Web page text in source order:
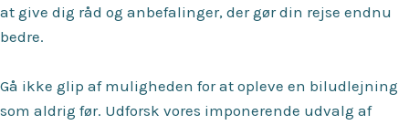
at give dig råd og anbefalinger, der gør din rejse endnu
bedre.
Gå ikke glip af muligheden for at opleve en biludlejning
som aldrig før. Udforsk vores imponerende udvalg af